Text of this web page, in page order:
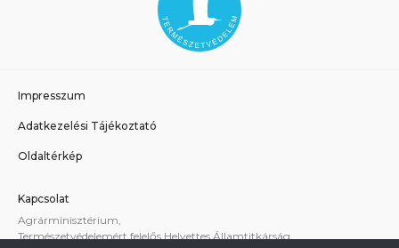
Impresszum
Adatkezelési Tájékoztató
Oldaltérkép
Kapcsolat
Agrárminisztérium,
Természetvédelemért felelős Helyettes Államtitkárság